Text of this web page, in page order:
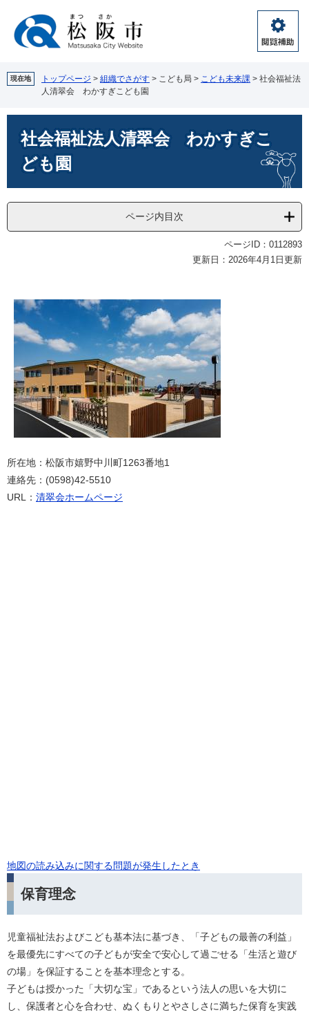
閲
覧
助
現在地 トップページ > 組織でさがす > こども局 > こども未来課 > 社会福祉法
人清翠会 わかすぎこども園
社会福祉法人清翠会 わかすぎこ
ども園
ページ内目次
ページID：0112893
更新日：2026年4月1日更新
所在地：松阪市嬉野中川町1263番地1
連絡先：(0598)42-5510
URL： 清翠会ホームページ
地図の読み込みに関する問題が発生したとき
保育理念
児童福祉法およびこども基本法に基づき、「子どもの最善の利益」
を最優先にすべての子どもが安全で安心して過ごせる「生活と遊び
の場」を保証することを基本理念とする。
子どもは授かった「大切な宝」であるという法人の思いを大切に
し、保護者と心を合わせ、ぬくもりとやさしさに満ちた保育を実践